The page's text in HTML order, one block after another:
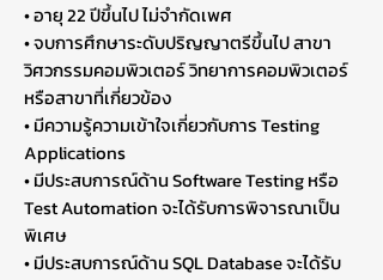
• อายุ 22 ปีขึ้นไป ไม่จำกัดเพศ
• จบการศึกษาระดับปริญญาตรีขึ้นไป สาขา
วิศวกรรมคอมพิวเตอร์ วิทยาการคอมพิวเตอร์
หรือสาขาที่เกี่ยวข้อง
• มีความรู้ความเข้าใจเกี่ยวกับการ Testing
Applications
• มีประสบการณ์ด้าน Software Testing หรือ
Test Automation จะได้รับการพิจารณาเป็น
พิเศษ
• มีประสบการณ์ด้าน SQL Database จะได้รับ